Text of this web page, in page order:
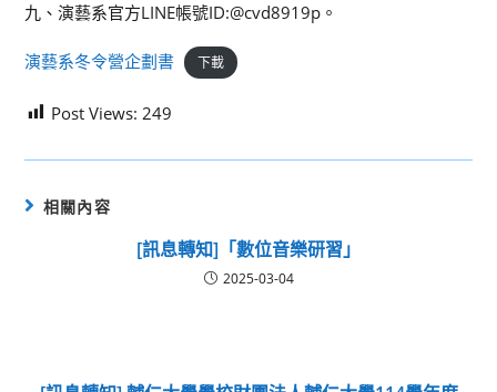
九、演藝系官方LINE帳號ID:@cvd8919p。
演藝系冬令營企劃書 下載
Post Views: 249
相關內容
[訊息轉知]「數位音樂研習」
2025-03-04